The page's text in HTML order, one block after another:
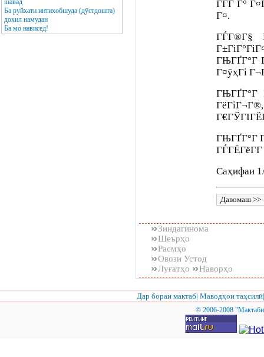
шавад
Ба руйхати интихобшуда (дӯстдошта)
дохил намудан
Ба мо нависед!
ГЃГ Г°
Г¤.
ГЃГ®Г§
ГЊГҐГ°Г
Г¤ӯҳГі
ГёГіГ¬Г®,
ГЊГҐГ°Г
Саҳифаи
Зиндагинома
Шеърҳо
Расмҳо
Овози Устод
Луғатҳо
Наворҳо
Дар бораи мактаб| Маводҳои таҳсилӣ
© 2006-2008 "Мактаби